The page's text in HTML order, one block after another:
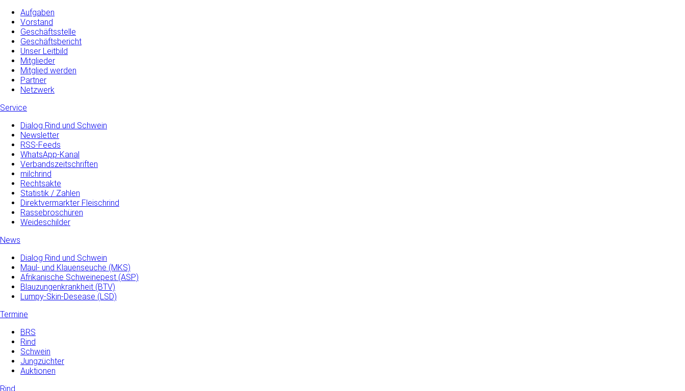
Aufgaben
Vorstand
Geschäftsstelle
Geschäftsbericht
Unser Leitbild
Mitglieder
Mitglied werden
Partner
Netzwerk
Service
Dialog Rind und Schwein
Newsletter
RSS-Feeds
WhatsApp-Kanal
Verbandszeitschriften
milchrind
Rechtsakte
Statistik / Zahlen
Direktvermarkter Fleischrind
Rassebroschüren
Weideschilder
News
Dialog Rind und Schwein
Maul- und­ Klauenseuche­ (MKS)
Afrikanische Schweinepest (ASP)
Blauzungenkrankheit (BTV)
Lumpy-Skin-Desease (LSD)
Termine
BRS
Rind
Schwein
Jungzüchter
Auktionen
Rind